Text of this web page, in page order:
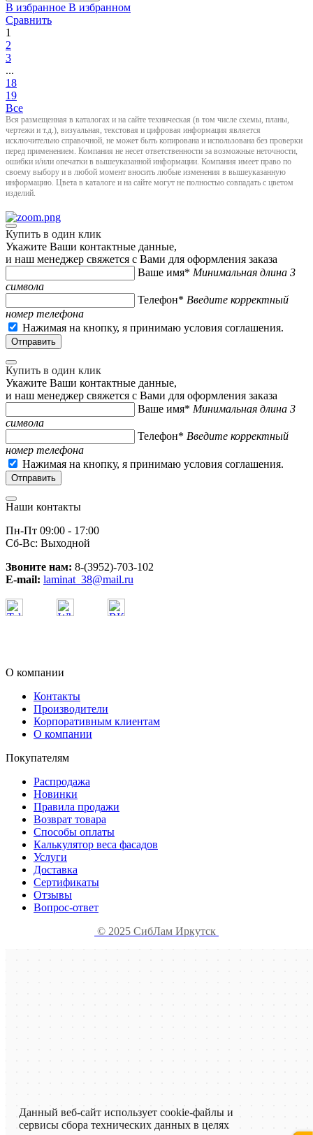
В избранное В избранном
Сравнить
1
2
3
...
18
19
Все
Вся размещенная в каталогах и на сайте техническая (в том числе схемы, планы,
чертежи и т.д.), визуальная, текстовая и цифровая информация является
исключительно справочной, не может быть копирована и использована без проверки
перед применением. Компания не несет ответственности за возможные неточности,
ошибки и/или опечатки в вышеуказанной информации. Компания имеет право по
своему выбору и в любой момент вносить любые изменения в вышеуказанную
информацию. Цвета в каталоге и на сайте могут не полностью совпадать с цветом
изделий.
Купить в один клик
Укажите Ваши контактные данные,
и наш менеджер свяжется с Вами для оформления заказа
Ваше имя* Минимальная длина 3
символа
Телефон* Введите корректный
номер телефона
Нажимая на кнопку, я принимаю условия соглашения.
Купить в один клик
Укажите Ваши контактные данные,
и наш менеджер свяжется с Вами для оформления заказа
Ваше имя* Минимальная длина 3
символа
Телефон* Введите корректный
номер телефона
Нажимая на кнопку, я принимаю условия соглашения.
Наши контакты
Пн-Пт 09:00 - 17:00
Сб-Вс: Выходной
Звоните нам: 8-(3952)-703-102
E-mail: laminat_38@mail.ru
О компании
Контакты
Производители
Корпоративным клиентам
О компании
Покупателям
Распродажа
Новинки
Правила продажи
Возврат товара
Способы оплаты
Калькулятор веса фасадов
Услуги
Доставка
Сертификаты
Отзывы
Вопрос-ответ
© 2025 СибЛам Иркутск
Данный веб-сайт использует cookie-файлы и
сервисы сбора технических данных в целях